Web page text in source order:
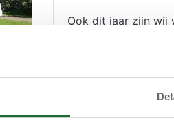
Ook dit jaar zijn wij